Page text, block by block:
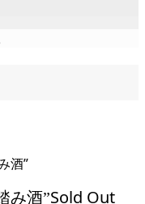
酒”
み酒”Sold Out